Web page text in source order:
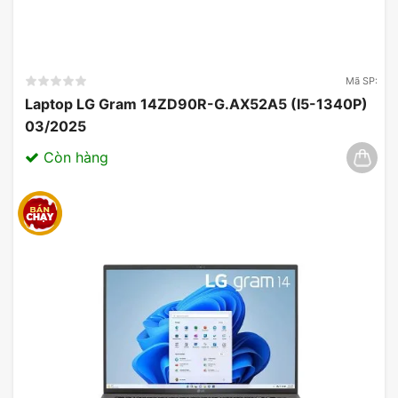
Pin & Âm Thanh
Dung lượng pin:
gian sử dụng lâu dài, lý tưởng cho công việc cả
Hỗ trợ sạc nhanh, giúp giảm thời
Âm thanh chất lượng tốt, phù hợp
cho các cuộc họp và trình chiếu.
Mã SP:
Laptop LG Gram 14ZD90R-G.AX52A5 (I5-1340P)
03/2025
Còn hàng